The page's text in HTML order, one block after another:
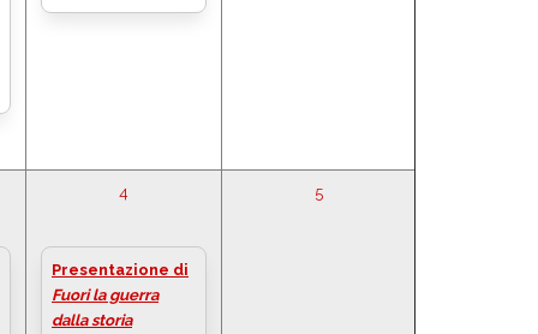
4
Presentazione di
Fuori la guerra
dalla storia
5